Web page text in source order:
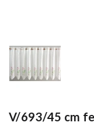
V/693/45 cm